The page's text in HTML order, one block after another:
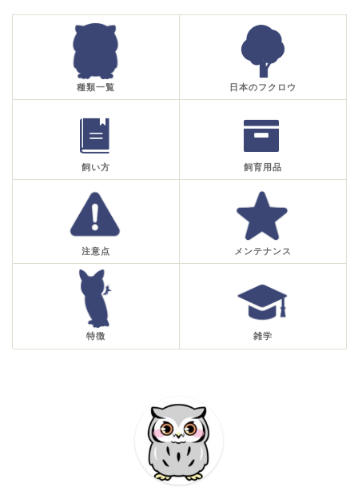
種類一覧 日本のフクロウ
飼い方 飼育用品
注意点 メンテナンス
特徴 雑学